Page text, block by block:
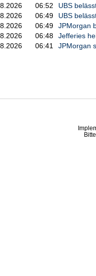
06:52
UBS
06:49
UBS
06:49
JPMorgan
06:48
Jefferies
06:41 JPMorgan